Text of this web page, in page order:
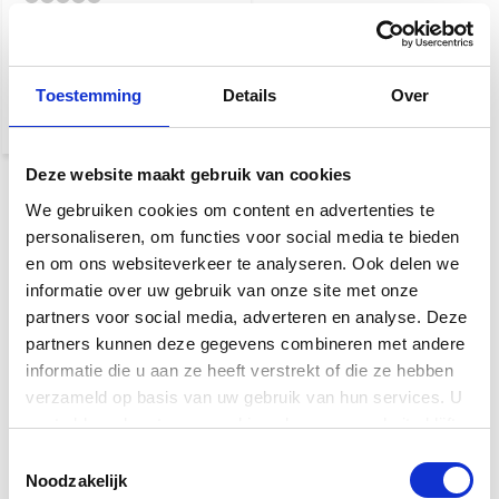
Toestemming Details Over
Deze website maakt gebruik van cookies
We gebruiken cookies om content en advertenties te
personaliseren, om functies voor social media te bieden
en om ons websiteverkeer te analyseren. Ook delen we
informatie over uw gebruik van onze site met onze
partners voor social media, adverteren en analyse. Deze
partners kunnen deze gegevens combineren met andere
informatie die u aan ze heeft verstrekt of die ze hebben
verzameld op basis van uw gebruik van hun services. U
gaat akkoord met onze cookies als u onze website blijft
Noodzakelijk
€ 2.599,-
Maton Akoestische Gitaar